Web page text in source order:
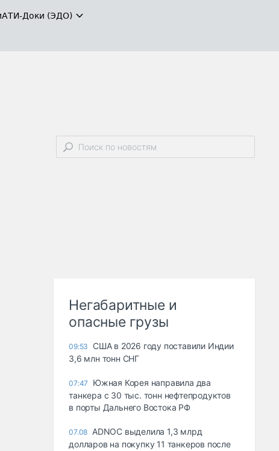
АТИ-Доки (ЭДО)
Негабаритные и
опасные грузы
09:53
США в 2026 году поставили Индии
3,6 млн тонн СНГ
07:47
Южная Корея направила два
танкера с 30 тыс. тонн нефтепродуктов
в порты Дальнего Востока РФ
07.08 ADNOC выделила 1,3 млрд
долларов на покупку 11 танкеров после